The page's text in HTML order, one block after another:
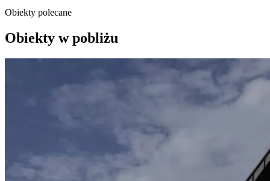
Obiekty polecane
Obiekty w pobliżu